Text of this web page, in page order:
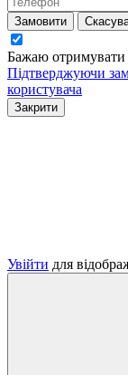
Замовити
Бажаю отримувати
Підтверджуючи
користувача
Закрити
Увійти для